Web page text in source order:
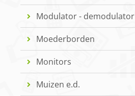
Modulator - demodulator
Moederborden
Monitors
Muizen e.d.